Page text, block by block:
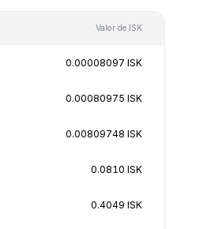
Valor de ISK
0.00008097 ISK
0.00080975 ISK
0.00809748 ISK
0.0810 ISK
0.4049 ISK